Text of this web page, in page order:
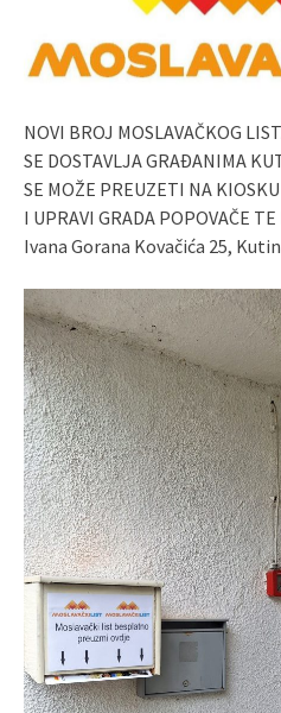
NOVI BROJ MOSLAVAČKOG
SE DOSTAVLJA GRAĐANIMA
SE MOŽE PREUZETI NA
I UPRAVI GRADA POPOVAČE
Ivana Gorana Kovačića 25,